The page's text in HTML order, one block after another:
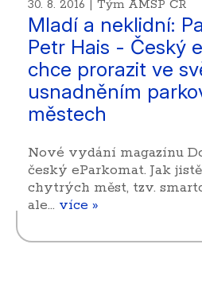
30. 8. 2016 | Tým AMSP ČR
Mladí a neklidní:
Petr Hais - Český
chce prorazit ve
usnadněním
městech
Nové vydání magazínu
český eParkomat. Jak
chytrých měst, tzv.
ale… více »